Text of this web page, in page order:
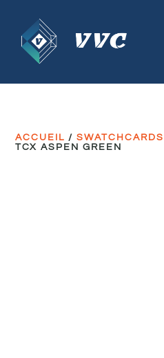
ACCUEIL /SWATCHCARDS
TCX ASPEN GREEN